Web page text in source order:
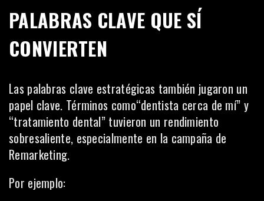
PALABRAS CLAVE QUE SÍ
CONVIERTEN
Las palabras clave estratégicas también jugaron un
papel clave. Términos como“dentista cerca de mí” y
“tratamiento dental” tuvieron un rendimiento
sobresaliente, especialmente en la campaña de
Remarketing.
Por ejemplo: